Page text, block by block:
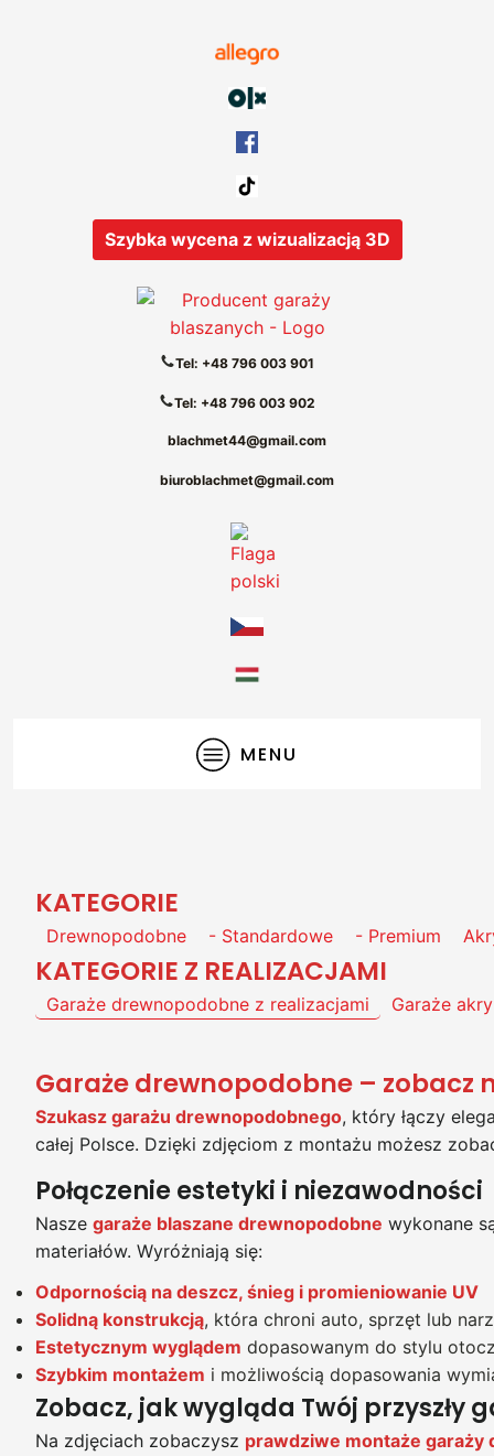
Szybka wycena z wizualizacją 3D
Tel: +48 796 003 901
Tel: +48 796 003 902
blachmet44@gmail.com
biuroblachmet@gmail.com
MENU
KATEGORIE
Drewnopodobne - Standardowe - Premium
KATEGORIE Z REALIZACJAMI
Garaże drewnopodobne z realizacjami Garaże
Garaże drewnopodobne – zobacz
Szukasz garażu drewnopodobnego, który łączy
całej Polsce. Dzięki zdjęciom z montażu możesz
Połączenie estetyki i niezawodności
Nasze garaże blaszane drewnopodobne wykonane
materiałów. Wyróżniają się:
Odpornością na deszcz, śnieg i promieniowanie UV
Solidną konstrukcją, która chroni auto, sprzęt lub
Estetycznym wyglądem dopasowanym do stylu
Szybkim montażem i możliwością dopasowania
Zobacz, jak wygląda Twój przyszły
Na zdjęciach zobaczysz prawdziwe montaże garaży